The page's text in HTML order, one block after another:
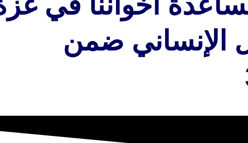
الإنساني ضمن